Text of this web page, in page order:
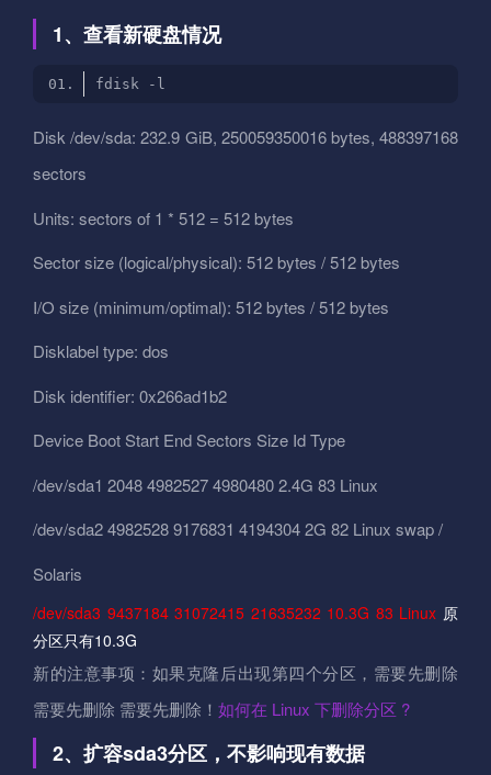
1、查看新硬盘情况
Disk /dev/sda: 232.9 GiB, 250059350016 bytes, 488397168
sectors
Units: sectors of 1 * 512 = 512 bytes
Sector size (logical/physical): 512 bytes / 512 bytes
I/O size (minimum/optimal): 512 bytes / 512 bytes
Disklabel type: dos
Disk identifier: 0x266ad1b2
Device Boot Start End Sectors Size Id Type
/dev/sda1 2048 4982527 4980480 2.4G 83 Linux
/dev/sda2 4982528 9176831 4194304 2G 82 Linux swap /
Solaris
/dev/sda3 9437184 31072415 21635232 10.3G 83 Linux 原
分区只有10.3G
新的注意事项：如果克隆后出现第四个分区，需要先删除
需要先删除 需要先删除！ 如何在 Linux 下删除分区 ?
2、扩容sda3分区，不影响现有数据